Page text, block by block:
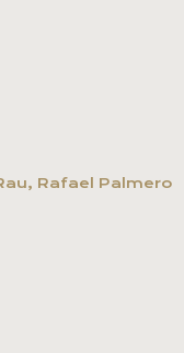
Rafael Palmero